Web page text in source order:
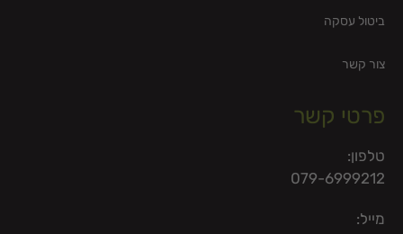
ביטול עסקה
צור קשר
פרטי קשר
טלפון:
079-6999212
מייל: